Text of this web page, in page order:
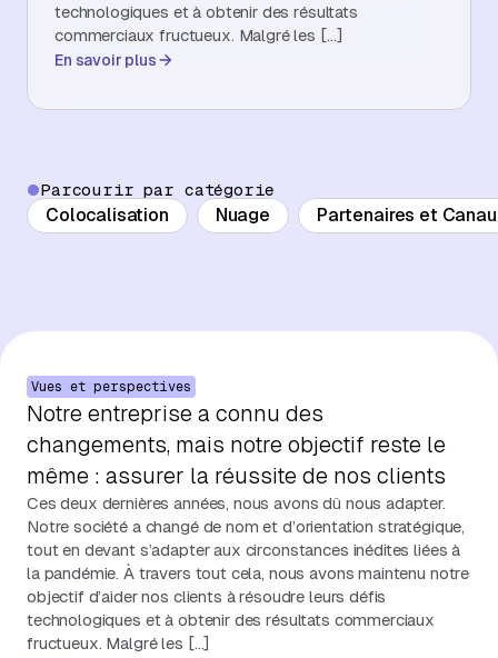
À propos
Contactez-nous
technologiques et à obtenir des résultats
commerciaux fructueux. Malgré les […]
En savoir plus
Parcourir par catégorie
Colocalisation Nuage Partenaires et
Vues et perspectives
Notre entreprise a connu des
changements, mais notre objectif reste le
même : assurer la réussite de nos clients
Ces deux dernières années, nous avons dû nous adapter.
Notre société a changé de nom et d’orientation stratégique,
tout en devant s’adapter aux circonstances inédites liées à
la pandémie. À travers tout cela, nous avons maintenu notre
objectif d’aider nos clients à résoudre leurs défis
technologiques et à obtenir des résultats commerciaux
fructueux. Malgré les […]